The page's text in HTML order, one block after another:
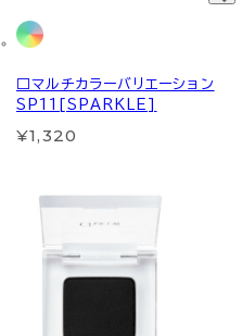
□マルチカラーバリエーション
SP11[SPARKLE]
¥1,320